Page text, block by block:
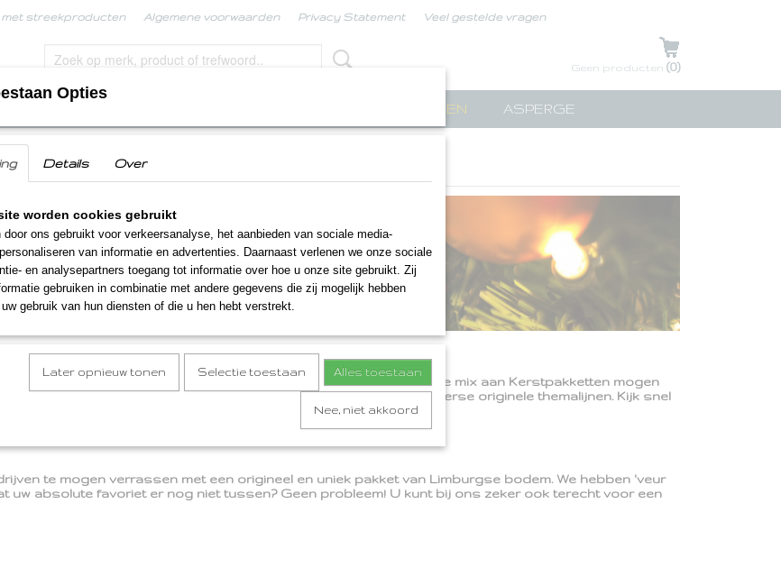
met streekproducten Algemene voorwaarden Privacy Statement Veel gestelde vragen
UW WINKELWAGEN
Geen producten (0)
LIMBURGSE KERSTPAKKETTEN ASPERGE
weer samengesteld. Ook dit jaar hebben we weer een mooie bonte mix aan Kerstpakketten mogen
als basis tot Kerstgeschenken op basis van producten uit diverse originele themalijnen. Kijk snel
te mogen verrassen met een origineel en uniek pakket van Limburgse bodem. We hebben 'veur
uw absolute favoriet er nog niet tussen? Geen probleem! U kunt bij ons zeker ook terecht voor een
Opties
Details Over
worden cookies gebruikt
door ons gebruikt voor verkeersanalyse, het aanbieden van sociale media-
van informatie en advertenties. Daarnaast verlenen we onze sociale
en analysepartners toegang tot informatie over hoe u onze site gebruikt. Zij
gebruiken in combinatie met andere gegevens die zij mogelijk hebben
gebruik van hun diensten of die u hen hebt verstrekt.
Later opnieuw tonen Selectie toestaan Alles toestaan
Nee, niet akkoord